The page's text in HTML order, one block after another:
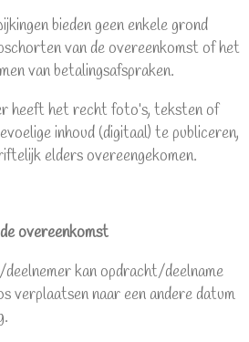
bieden geen enkele grond
van de overeenkomst of het
van betalingsafspraken.
het recht foto’s, teksten of
inhoud (digitaal) te publiceren,
elders overeengekomen.
overeenkomst
kan opdracht/deelname
verplaatsen naar een andere datum